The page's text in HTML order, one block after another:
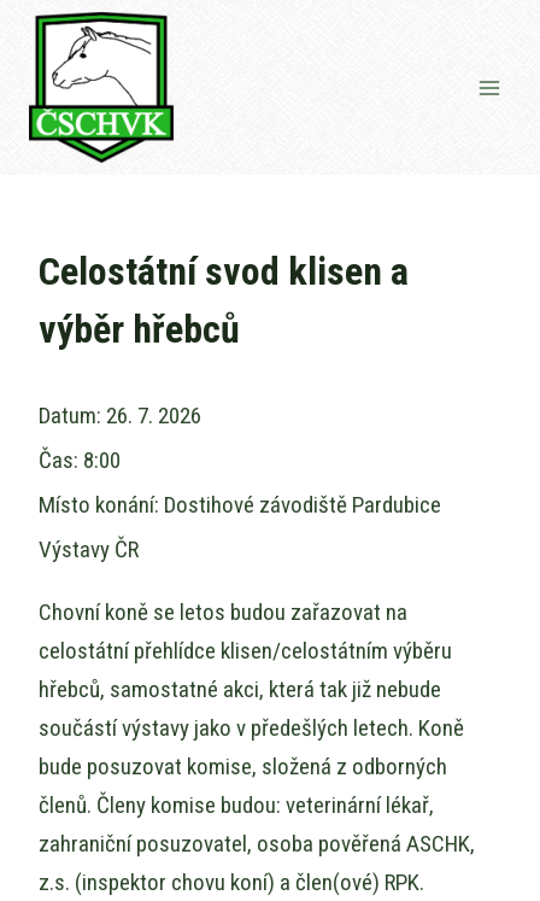
Přeskočit
obsah
Celostátní svod klisen a
výběr hřebců
Datum: 26. 7. 2026
Čas: 8:00
Místo konání: Dostihové závodiště Pardubice
Výstavy ČR
Chovní koně se letos budou zařazovat na
celostátní přehlídce klisen/celostátním výběru
hřebců, samostatné akci, která tak již nebude
součástí výstavy jako v předešlých letech. Koně
bude posuzovat komise, složená z odborných
členů. Členy komise budou: veterinární lékař,
zahraniční posuzovatel, osoba pověřená ASCHK,
z.s. (inspektor chovu koní) a člen(ové) RPK.